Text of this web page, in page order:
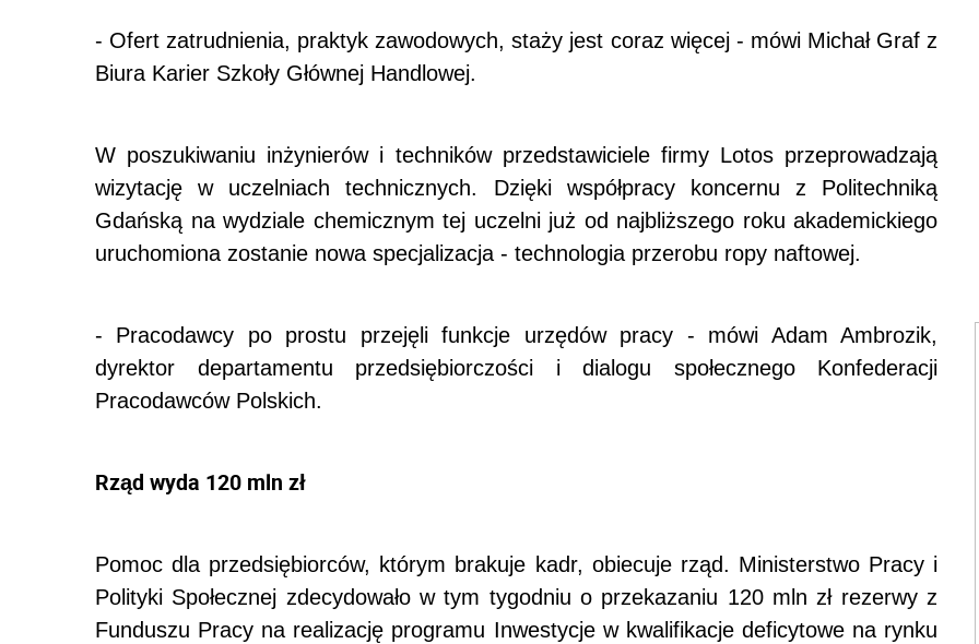
- Ofert zatrudnienia, praktyk zawodowych, staży jest coraz więcej - mówi Michał Graf z
Biura Karier Szkoły Głównej Handlowej.
W poszukiwaniu inżynierów i techników przedstawiciele firmy Lotos przeprowadzają
wizytację w uczelniach technicznych. Dzięki współpracy koncernu z Politechniką
Gdańską na wydziale chemicznym tej uczelni już od najbliższego roku akademickiego
uruchomiona zostanie nowa specjalizacja - technologia przerobu ropy naftowej.
- Pracodawcy po prostu przejęli funkcje urzędów pracy - mówi Adam Ambrozik,
dyrektor departamentu przedsiębiorczości i dialogu społecznego Konfederacji
Pracodawców Polskich.
Rząd wyda 120 mln zł
Pomoc dla przedsiębiorców, którym brakuje kadr, obiecuje rząd. Ministerstwo Pracy i
Polityki Społecznej zdecydowało w tym tygodniu o przekazaniu 120 mln zł rezerwy z
Funduszu Pracy na realizację programu Inwestycje w kwalifikacje deficytowe na rynku